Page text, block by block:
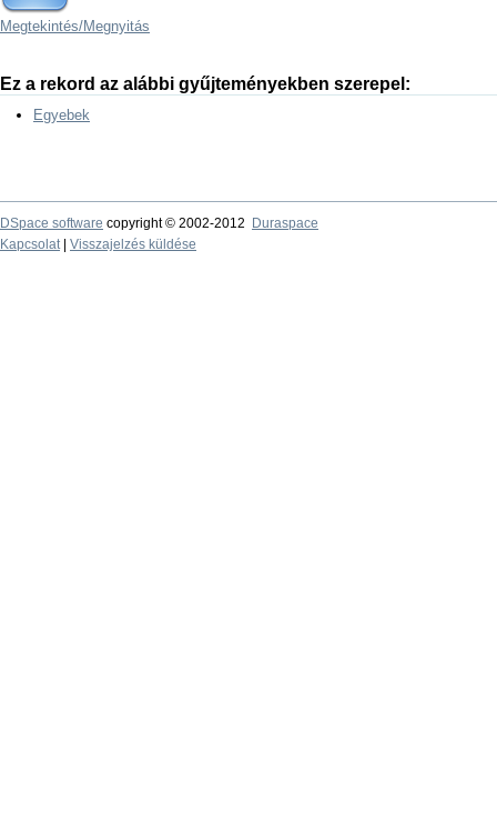
Megtekintés/Megnyitás
Ez a rekord az alábbi gyűjteményekben szerepel:
Egyebek
DSpace software copyright © 2002-2012
Duraspace
Kapcsolat| Visszajelzés küldése